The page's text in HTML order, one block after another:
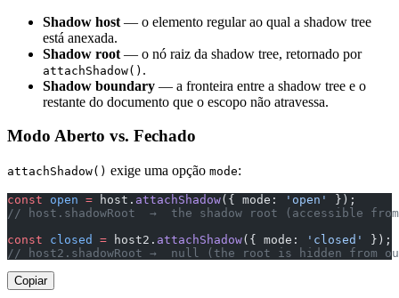
Shadow host — o elemento regular ao qual a shadow tree
está anexada.
Shadow root — o nó raiz da shadow tree, retornado por
attachShadow() .
Shadow boundary — a fronteira entre a shadow tree e o
restante do documento que o escopo não atravessa.
Modo Aberto vs. Fechado
attachShadow() exige uma opção mode:
const open = host. attachShadow({ mode: 'open'
});
// host.shadowRoot  →  the shadow root (accessible
const closed = host2. attachShadow({ mode: 'closed'
});
// host2.shadowRoot →  null (the root is hidden from
Copiar